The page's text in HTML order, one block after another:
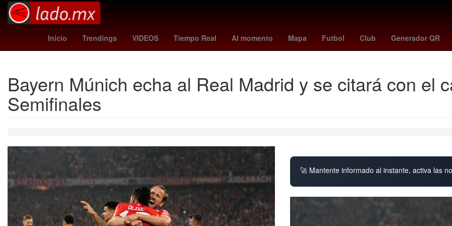
Inicio Trendings VIDEOS Tiempo Real Al momento Mapa Futbol Club Generador QR
Hugo Lloris Venezolanos Alfombra Roja 4 julio cyclospora posiciones de eliminatorias copa del mundo
Bayern Múnich echa al Real Madrid y se citará con el
Semifinales
🚀 Mantente informado al instante, activa las